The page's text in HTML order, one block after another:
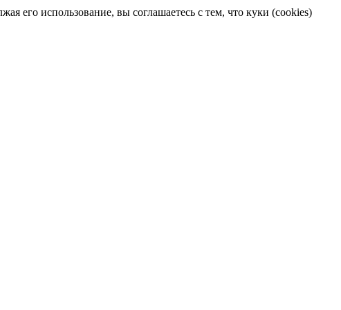
его использование, вы соглашаетесь с тем, что куки (cookies)